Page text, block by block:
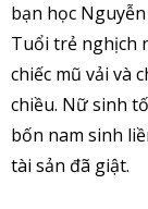
bạn học
Tuổi trẻ nghịch
chiếc mũ vải và
chiều. Nữ sinh
bốn nam sinh
tài sản đã giật.